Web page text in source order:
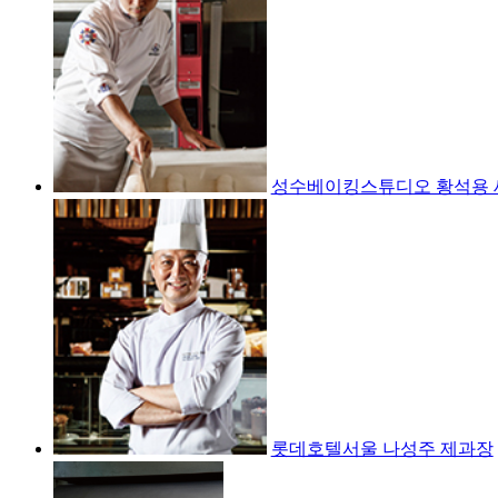
성수베이킹스튜디오 황석용
롯데호텔서울 나성주 제과장